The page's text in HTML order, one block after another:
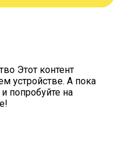
Этот контент
устройстве. А пока
попробуйте на